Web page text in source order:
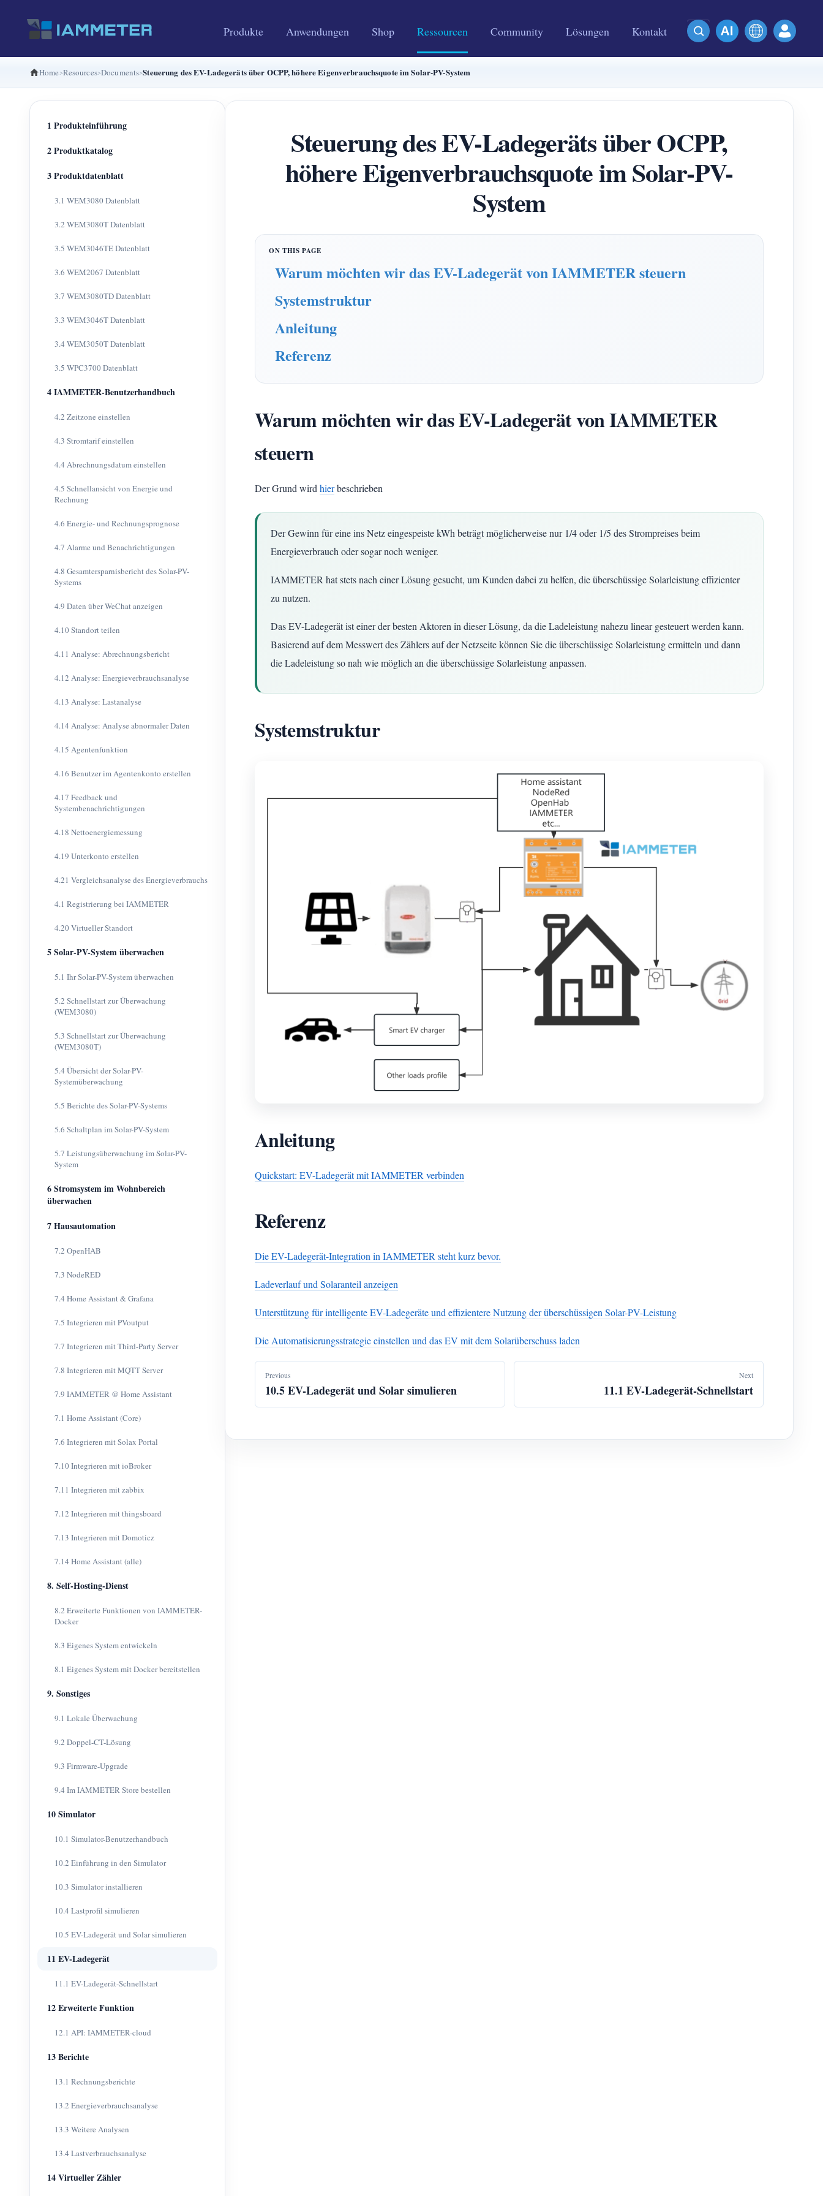
Produkte Anwendungen Shop Ressourcen Community Lösungen Kontakt
Home Resources Documents Steuerung des EV-Ladegeräts über OCPP, höhere Eigenverbrauchsquote im Solar-PV-System
1 Produkteinführung
2 Produktkatalog
3 Produktdatenblatt
3.1 WEM3080 Datenblatt
3.2 WEM3080T Datenblatt
3.5 WEM3046TE Datenblatt
3.6 WEM2067 Datenblatt
3.7 WEM3080TD Datenblatt
3.3 WEM3046T Datenblatt
3.4 WEM3050T Datenblatt
3.5 WPC3700 Datenblatt
4 IAMMETER-Benutzerhandbuch
4.2 Zeitzone einstellen
4.3 Stromtarif einstellen
4.4 Abrechnungsdatum einstellen
4.5 Schnellansicht von Energie und
Rechnung
4.6 Energie- und Rechnungsprognose
4.7 Alarme und Benachrichtigungen
4.8 Gesamtersparnisbericht des Solar-PV-
Systems
4.9 Daten über WeChat anzeigen
4.10 Standort teilen
4.11 Analyse: Abrechnungsbericht
4.12 Analyse: Energieverbrauchsanalyse
4.13 Analyse: Lastanalyse
4.14 Analyse: Analyse abnormaler Daten
4.15 Agentenfunktion
4.16 Benutzer im Agentenkonto erstellen
4.17 Feedback und
Systembenachrichtigungen
4.18 Nettoenergiemessung
4.19 Unterkonto erstellen
4.21 Vergleichsanalyse des Energieverbrauchs
4.1 Registrierung bei IAMMETER
4.20 Virtueller Standort
5 Solar-PV-System überwachen
5.1 Ihr Solar-PV-System überwachen
5.2 Schnellstart zur Überwachung
(WEM3080)
5.3 Schnellstart zur Überwachung
(WEM3080T)
5.4 Übersicht der Solar-PV-
Systemüberwachung
5.5 Berichte des Solar-PV-Systems
5.6 Schaltplan im Solar-PV-System
5.7 Leistungsüberwachung im Solar-PV-
System
6 Stromsystem im Wohnbereich
überwachen
7 Hausautomation
7.2 OpenHAB
7.3 NodeRED
7.4 Home Assistant & Grafana
7.5 Integrieren mit PVoutput
7.7 Integrieren mit Third-Party Server
7.8 Integrieren mit MQTT Server
7.9 IAMMETER @ Home Assistant
7.1 Home Assistant (Core)
7.6 Integrieren mit Solax Portal
7.10 Integrieren mit ioBroker
7.11 Integrieren mit zabbix
7.12 Integrieren mit thingsboard
7.13 Integrieren mit Domoticz
7.14 Home Assistant (alle)
8. Self-Hosting-Dienst
8.2 Erweiterte Funktionen von IAMMETER-
Docker
8.3 Eigenes System entwickeln
8.1 Eigenes System mit Docker bereitstellen
9. Sonstiges
9.1 Lokale Überwachung
9.2 Doppel-CT-Lösung
9.3 Firmware-Upgrade
9.4 Im IAMMETER Store bestellen
10 Simulator
10.1 Simulator-Benutzerhandbuch
10.2 Einführung in den Simulator
10.3 Simulator installieren
10.4 Lastprofil simulieren
10.5 EV-Ladegerät und Solar simulieren
11 EV-Ladegerät
11.1 EV-Ladegerät-Schnellstart
12 Erweiterte Funktion
12.1 API: IAMMETER-cloud
13 Berichte
13.1 Rechnungsberichte
13.2 Energieverbrauchsanalyse
13.3 Weitere Analysen
13.4 Lastverbrauchsanalyse
14 Virtueller Zähler
Steuerung des EV-Ladegeräts über OCPP,
höhere Eigenverbrauchsquote im Solar-PV-
System
Warum möchten wir das EV-Ladegerät von IAMMETER steuern
Systemstruktur
Anleitung
Referenz
Warum möchten wir das EV-Ladegerät von IAMMETER
steuern
Der Grund wird hierbeschrieben
Der Gewinn für eine ins Netz eingespeiste kWh beträgt möglicherweise nur 1/4 oder 1/5 des Strompreises beim
Energieverbrauch oder sogar noch weniger.
IAMMETER hat stets nach einer Lösung gesucht, um Kunden dabei zu helfen, die überschüssige Solarleistung effizienter
zu nutzen.
Das EV-Ladegerät ist einer der besten Aktoren in dieser Lösung, da die Ladeleistung nahezu linear gesteuert werden kann.
Basierend auf dem Messwert des Zählers auf der Netzseite können Sie die überschüssige Solarleistung ermitteln und dann
die Ladeleistung so nah wie möglich an die überschüssige Solarleistung anpassen.
Systemstruktur
Anleitung
Quickstart: EV-Ladegerät mit IAMMETER verbinden
Referenz
Die EV-Ladegerät-Integration in IAMMETER steht kurz bevor.
Ladeverlauf und Solaranteil anzeigen
Unterstützung für intelligente EV-Ladegeräte und effizientere Nutzung der überschüssigen Solar-PV-Leistung
Die Automatisierungsstrategie einstellen und das EV mit dem Solarüberschuss laden
Previous
10.5 EV-Ladegerät und Solar simulieren
Next
11.1 EV-Ladegerät-Schnellstart